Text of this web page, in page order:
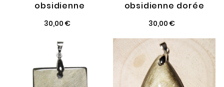
obsidienne
30,00 €
obsidienne dorée
30,00 €